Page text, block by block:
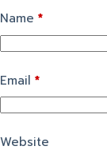
Name *
Email *
Website